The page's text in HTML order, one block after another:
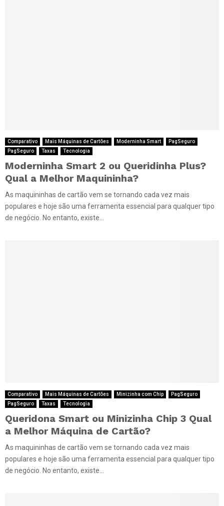
Comparativo Mais Máquinas de Cartões Moderninha Smart
PagSeguro
PagSeguro
Taxas Tecnologia
Moderninha Smart 2 ou Queridinha Plus?
Qual a Melhor Maquininha?
As maquininhas de cartão vem se tornando cada vez mais
populares e hoje são uma ferramenta essencial para qualquer tipo
de negócio. No entanto, existe...
Comparativo Mais Máquinas de Cartões Minizinha com Chip
PagSeguro
PagSeguro
Taxas Tecnologia
Queridona Smart ou Minizinha Chip 3 Qual
a Melhor Máquina de Cartão?
As maquininhas de cartão vem se tornando cada vez mais
populares e hoje são uma ferramenta essencial para qualquer tipo
de negócio. No entanto, existe...